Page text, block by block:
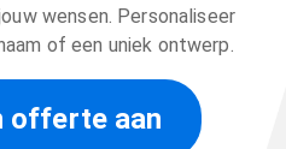
wensen. Personaliseer
of een uniek ontwerp.
offerte aan